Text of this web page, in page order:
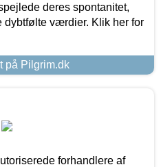
deres spontanitet,
dybtfølte værdier. Klik her for
på Pilgrim.dk
forhandlere af